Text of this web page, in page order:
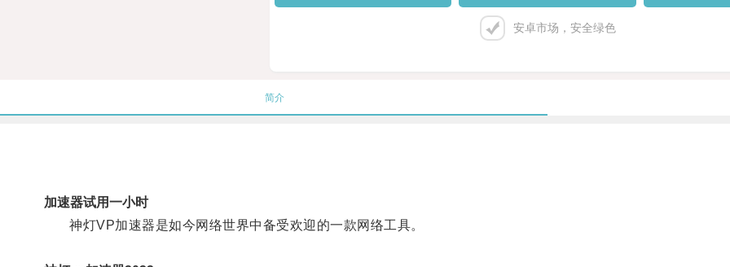
安卓市场，安全绿色
简介
加速器试用一小时
神灯VP加速器是如今网络世界中备受欢迎的一款网络工具。